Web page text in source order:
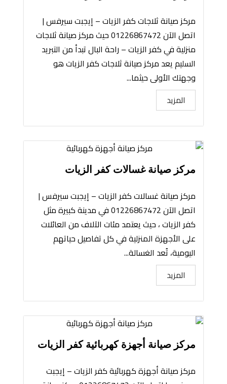
مركز صيانة ثلاجات كفر الزيات – إيجبت سيرفس |
اتصل الآن 01226867472 حيث مركز صيانة ثلاجات
منزلية في كفر الزيات – راحة البال تبدأ من التبريد
السليم يعد مركز صيانة ثلاجات كفر الزيات هو
وجهتك الأولى حيثما...
المزيد
مركز صيانة غسالات كفر الزيات
مركز صيانة غسالات كفر الزيات – إيجبت سيرفس |
اتصل الآن 01226867472 في مدينة كبيرة مثل
كفر الزيات ، حيث يعتمد مئات الآلاف من العائلات
على الأجهزة المنزلية في كل تفاصيل حياتهم
اليومية، تُعد الغسالة...
المزيد
مركز صيانة أجهزة كهربائية كفر الزيات
مركز صيانة أجهزة كهربائية كفر الزيات – إيجبت